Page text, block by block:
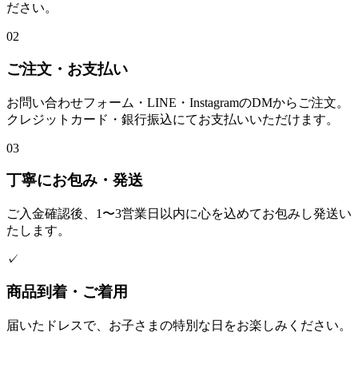
ださい。
02
ご注文・お支払い
お問い合わせフォーム・LINE・InstagramのDMからご注文。
クレジットカード・銀行振込にてお支払いいただけます。
03
丁寧にお包み・発送
ご入金確認後、1〜3営業日以内に心を込めてお包みし発送い
たします。
✓
商品到着・ご着用
届いたドレスで、お子さまの特別な日をお楽しみください。